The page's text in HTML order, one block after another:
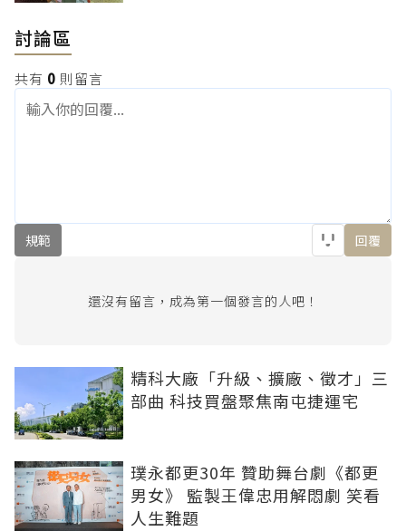
討論區
共有 0 則留言
規範 回覆
還沒有留言，成為第一個發言的人吧！
精科大廠「升級、擴廠、徵才」三
部曲 科技買盤聚焦南屯捷運宅
璞永都更30年 贊助舞台劇《都更
男女》 監製王偉忠用解悶劇 笑看
人生難題